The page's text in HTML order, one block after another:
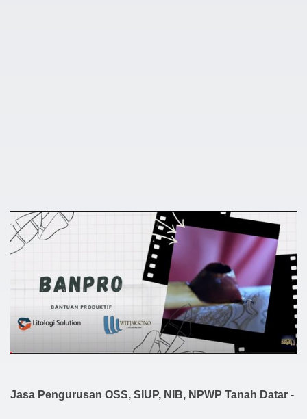
Jasa Pengurusan OSS, SIUP, NIB, NPWP Tanah Datar -